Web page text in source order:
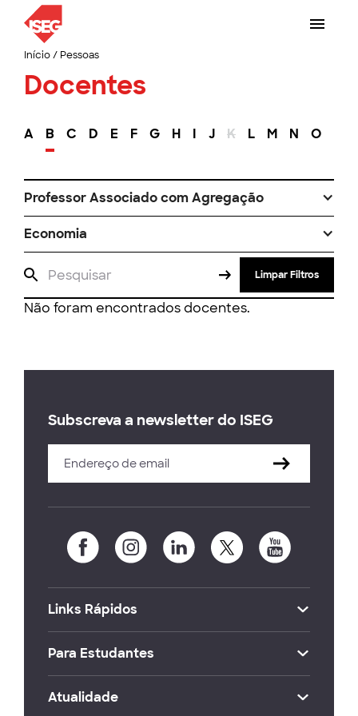
Início/ Pessoas
Docentes
A B C D E F G H I J K L M N O
Professor Associado com Agregação
Economia
Limpar Filtros
Não foram encontrados docentes.
Subscreva a newsletter do ISEG
Links Rápidos
Para Estudantes
Atualidade